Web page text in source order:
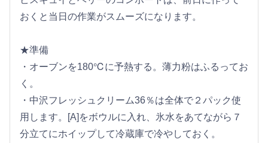
おくと当日の作業がスムーズになります。
★準備
・オーブンを180℃に予熱する。薄力粉はふるってお
く。
・中沢フレッシュクリーム36％は全体で２パック使
用します。[A]をボウルに入れ、氷水をあてながら７
分立てにホイップして冷蔵庫で冷やしておく。